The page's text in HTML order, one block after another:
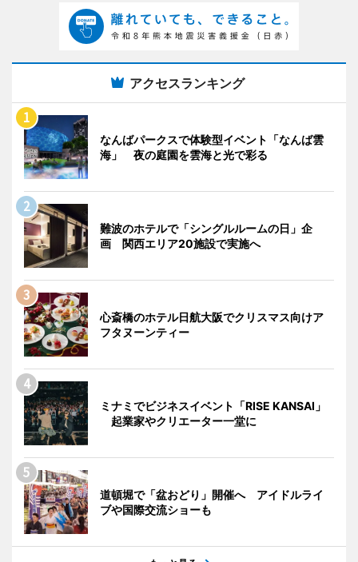
アクセスランキング
なんばパークスで体験型イベント「なんば雲
海」 夜の庭園を雲海と光で彩る
難波のホテルで「シングルルームの日」企
画 関西エリア20施設で実施へ
心斎橋のホテル日航大阪でクリスマス向けア
フタヌーンティー
ミナミでビジネスイベント「RISE KANSAI」
起業家やクリエーター一堂に
道頓堀で「盆おどり」開催へ アイドルライ
ブや国際交流ショーも